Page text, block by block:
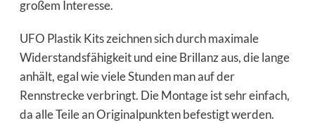
großem Interesse.
UFO Plastik Kits zeichnen sich durch maximale
Widerstandsfähigkeit und eine Brillanz aus, die lange
anhält, egal wie viele Stunden man auf der
Rennstrecke verbringt. Die Montage ist sehr einfach,
da alle Teile an Originalpunkten befestigt werden.